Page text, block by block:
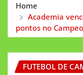
Home
Academia
pontos no
FUTEBOL DE